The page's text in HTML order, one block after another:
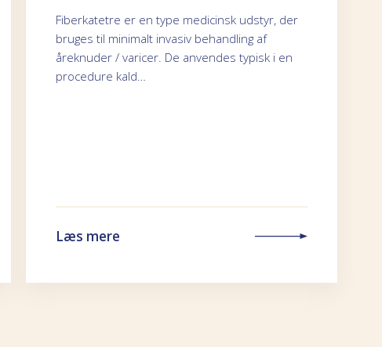
Fiberkatetre er en type medicinsk udstyr, der
bruges til minimalt invasiv behandling af
åreknuder / varicer. De anvendes typisk i en
procedure kald…
Læs mere